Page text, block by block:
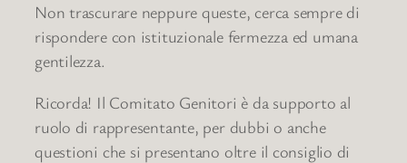
Non trascurare neppure queste, cerca sempre di
rispondere con istituzionale fermezza ed umana
gentilezza.
Ricorda! Il Comitato Genitori è da supporto al
ruolo di rappresentante, per dubbi o anche
questioni che si presentano oltre il consiglio di